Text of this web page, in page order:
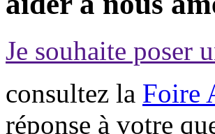
Je souhaite poser
consultez la Foire
réponse à votre